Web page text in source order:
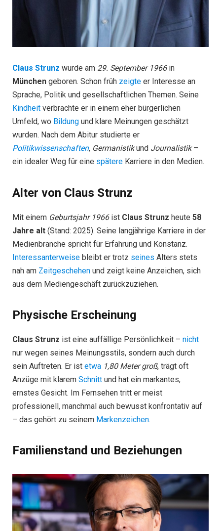
Claus Strunz wurde am 29. September 1966in
München geboren. Schon früh zeigte er Interesse an
Sprache, Politik und gesellschaftlichen Themen. Seine
Kindheit verbrachte er in einem eher bürgerlichen
Umfeld, wo Bildung und klare Meinungen geschätzt
wurden. Nach dem Abitur studierte er
Politikwissenschaften, Germanistikund Journalistik–
ein idealer Weg für eine spätere Karriere in den Medien.
Alter von Claus Strunz
Mit einem Geburtsjahr 1966ist Claus Strunz heute 58
Jahre alt (Stand: 2025). Seine langjährige Karriere in der
Medienbranche spricht für Erfahrung und Konstanz.
Interessanterweise bleibt er trotz seines Alters stets
nah am Zeitgeschehen und zeigt keine Anzeichen, sich
aus dem Mediengeschäft zurückzuziehen.
Physische Erscheinung
Claus Strunz ist eine auffällige Persönlichkeit – nicht
nur wegen seines Meinungsstils, sondern auch durch
sein Auftreten. Er ist etwa 1,80 Meter groß, trägt oft
Anzüge mit klarem Schnitt und hat ein markantes,
ernstes Gesicht. Im Fernsehen tritt er meist
professionell, manchmal auch bewusst konfrontativ auf
– das gehört zu seinem Markenzeichen.
Familienstand und Beziehungen